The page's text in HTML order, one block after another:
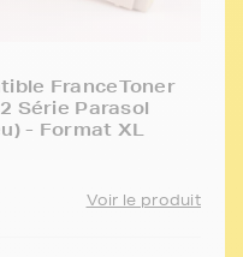
FranceToner
Série Parasol
- Format XL
Voir le produit